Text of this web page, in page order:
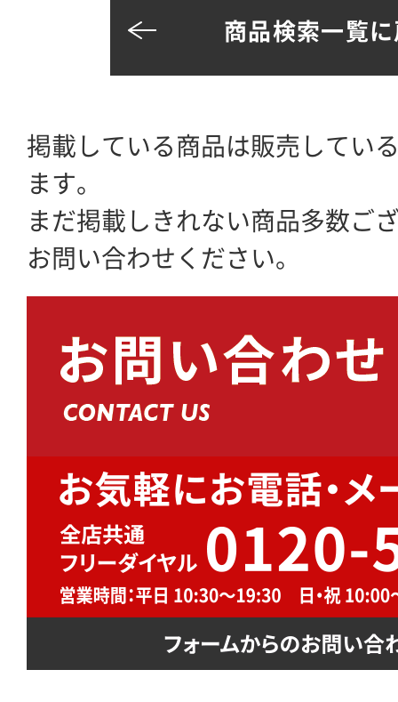
商品検索一覧
掲載している商品は販売してい
ます。
まだ掲載しきれない商品多数ご
お問い合わせください。